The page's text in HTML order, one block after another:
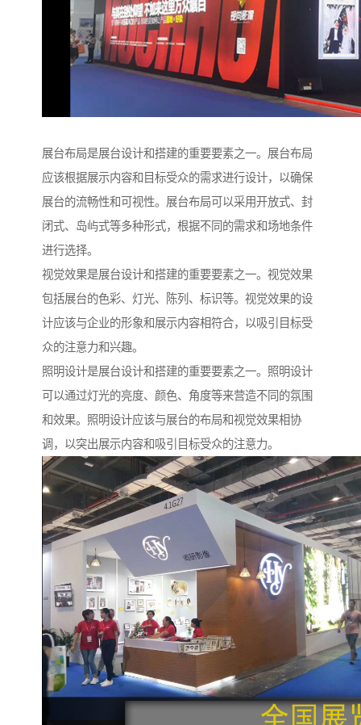
展台布局是展台设计和搭建的重要要素之一。展台布局
应该根据展示内容和目标受众的需求进行设计，以确保
展台的流畅性和可视性。展台布局可以采用开放式、封
闭式、岛屿式等多种形式，根据不同的需求和场地条件
进行选择。
视觉效果是展台设计和搭建的重要要素之一。视觉效果
包括展台的色彩、灯光、陈列、标识等。视觉效果的设
计应该与企业的形象和展示内容相符合，以吸引目标受
众的注意力和兴趣。
照明设计是展台设计和搭建的重要要素之一。照明设计
可以通过灯光的亮度、颜色、角度等来营造不同的氛围
和效果。照明设计应该与展台的布局和视觉效果相协
调，以突出展示内容和吸引目标受众的注意力。